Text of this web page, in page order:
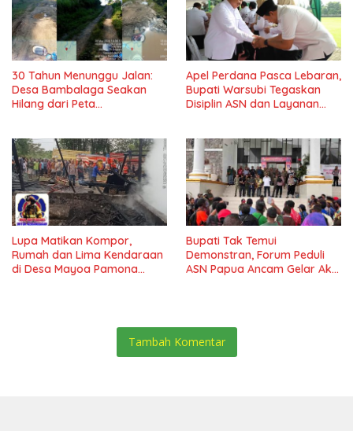
30 Tahun Menunggu Jalan:
Desa Bambalaga Seakan
Hilang dari Peta
Apel Perdana Pasca Lebaran,
Bupati Warsubi Tegaskan
Disiplin ASN dan Layanan
Lupa Matikan Kompor,
Rumah dan Lima Kendaraan
di Desa Mayoa Pamona
Bupati Tak Temui
Demonstran, Forum Peduli
ASN Papua Ancam Gelar Aksi
Tambah Komentar